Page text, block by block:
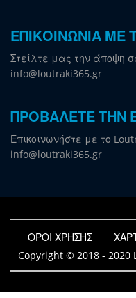
ΕΠΙΚΟΙΝΩΝΙΑ ΜΕ
Στείλτε μας την άποψη
info@loutraki365.gr
ΠΡΟΒΑΛΕΤΕ ΤΗΝ
Επικοινωνήστε με το
info@loutraki365.gr
ΟΡΟΙ ΧΡΗΣΗΣ
Copyright © 2018 - 2020